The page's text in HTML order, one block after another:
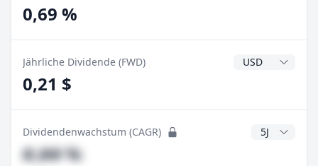
0,69 %
Jährliche Dividende (FWD)
0,21 $
Dividendenwachstum (CAGR) CAGR Jahre
#,## %